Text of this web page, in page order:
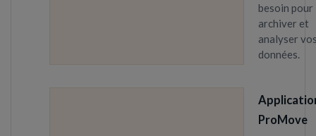
besoin pour
archiver et
analyser
données.
ProMove